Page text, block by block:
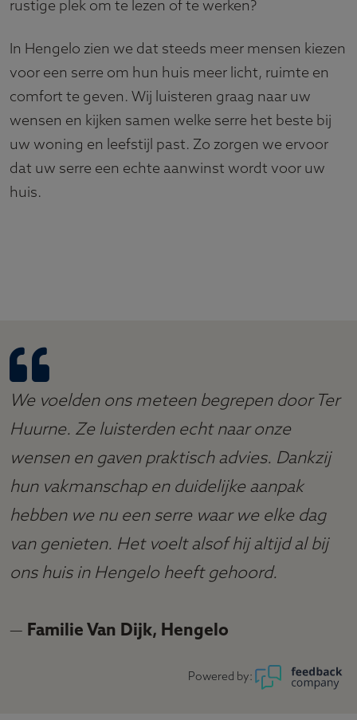
rustige plek om te lezen of te werken?
In Hengelo zien we dat steeds meer mensen kiezen
voor een serre om hun huis meer licht, ruimte en
comfort te geven. Wij luisteren graag naar uw
wensen en kijken samen welke serre het beste bij
uw woning en leefstijl past. Zo zorgen we ervoor
dat uw serre een echte aanwinst wordt voor uw
huis.
We voelden ons meteen begrepen door Ter
Huurne. Ze luisterden echt naar onze
wensen en gaven praktisch advies. Dankzij
hun vakmanschap en duidelijke aanpak
hebben we nu een serre waar we elke dag
van genieten. Het voelt alsof hij altijd al bij
ons huis in Hengelo heeft gehoord.
— Familie Van Dijk, Hengelo
Powered by: